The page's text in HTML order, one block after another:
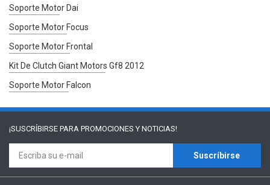
Soporte Motor Dai
Soporte Motor Focus
Soporte Motor Frontal
Kit De Clutch Giant Motors Gf8 2012
Soporte Motor Falcon
¡SUSCRÍBIRSE PARA PROMOCIONES Y NOTICIAS!
Suscríbirse